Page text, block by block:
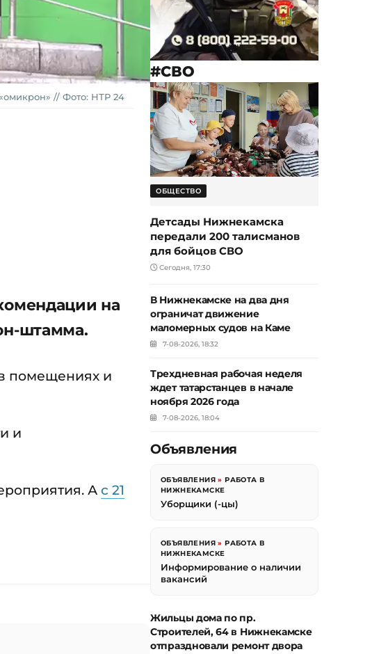
// Фото: НТР 24
на
штамма.
помещениях и
и
А с 21
#СВО
ОБЩЕСТВО
Детсады Нижнекамска
передали 200 талисманов
для бойцов СВО
Сегодня, 17:30
В Нижнекамске на два дня
ограничат движение
маломерных судов на Каме
7-08-2026, 18:32
Трехдневная рабочая неделя
ждет татарстанцев в начале
ноября 2026 года
7-08-2026, 18:04
Объявления
ОБЪЯВЛЕНИЯ »РАБОТА В
НИЖНЕКАМСКЕ
Уборщики (-цы)
ОБЪЯВЛЕНИЯ »РАБОТА В
НИЖНЕКАМСКЕ
Информирование о наличии
вакансий
Жильцы дома по пр.
Строителей, 64 в Нижнекамске
отпраздновали ремонт двора